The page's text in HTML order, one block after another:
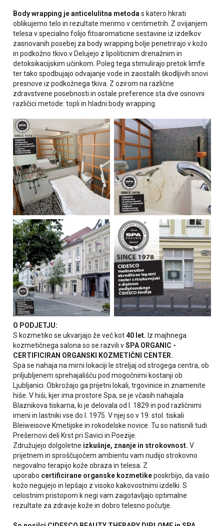
Body wrapping je anticelulitna metodas katero hkrati
oblikujemo telo in rezultate merimo v centimetrih. Z ovijanjem
telesa v specialno folijo fitoaromaticne sestavine iz izdelkov
zasnovanih posebej za body wrapping bolje penetrirajo v kožo
in podkožno tkivo.v Delujejo z lipoliticnim drenažnim in
detoksikacijskim učinkom. Poleg tega stimulirajo pretok limfe
ter tako spodbujajo odvajanje vode in zaostalih škodljivih snovi
presnove iz podkožnega tkiva. Z ozirom na različne
zdravstvene posebnosti in ostale preference sta dve osnovni
različici metode: topli in hladni body wrapping.
O PODJETJU:
S kozmetiko se ukvarjajo že več kot40 let. Iz majhnega
kozmetičnega salona so se razvili vSPA ORGANIC -
CERTIFICIRAN ORGANSKI KOZMETIČNI CENTER.
Spa se nahaja na mirni lokaciji le streljaj od strogega centra, ob
priljubljenem sprehajališču pod mogočnimi kostanji ob
Ljubljanici. Obkrožajo ga prijetni lokali, trgovinice in znamenite
hiše. V hiši, kjer ima prostore Spa, se je včasih nahajala
Blaznikova tiskarna, ki je delovala od l. 1829 in pod različnimi
imeni in lastniki vse do l. 1975. V njej so v 19. stol. tiskali
Bleiweisove Kmetijske in rokodelske novice. Tu so natisnili tudi
Prešernovi deli Krst pri Savici in Poezije.
Združujejo dolgoletne izkušnje, znanje in strokovnost. V
prijetnem in sproščujočem ambientu vam nudijo strokovno
negovalno terapijo kože obraza in telesa. Z
uporabo certificirane organske kozmetikeposkrbijo, da vašo
kožo negujejo in lepšajo z visoko kakovostnimi izdelki. S
celostnim pristopom k negi vam zagotavljajo optimalne
rezultate za zdravje kože in dobro telesno počutje.